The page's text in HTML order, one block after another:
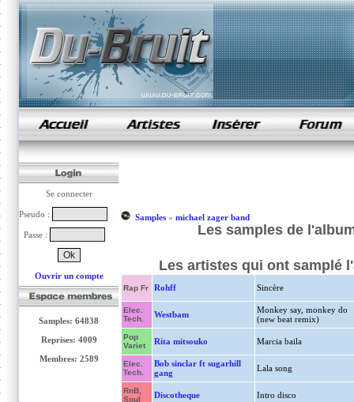
samples de rap
Se connecter
Pseudo :
Passe :
Ouvrir un compte
Samples: 64838
Reprises: 4009
Membres: 2589
Samples» michael zager band
Les samples de
Les artistes qui ont samplé
Rap Fr Rohff Sincère
Elec.
Tech.
Westbam
Monkey say, monkey do
(new beat remix)
Pop
Variet
Rita mitsouko Marcia baila
Elec.
Tech.
Bob sinclar ft sugarhill
gang
Lala song
RnB,
Soul
Discotheque Intro disco